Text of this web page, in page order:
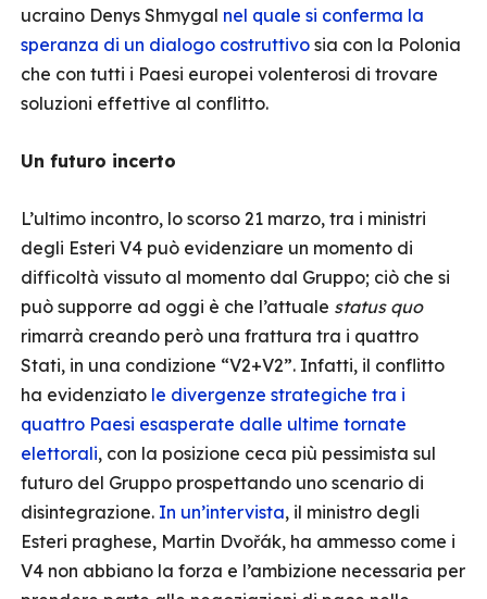
ucraino Denys Shmygal nel quale si conferma la
speranza di un dialogo costruttivo sia con la Polonia
che con tutti i Paesi europei volenterosi di trovare
soluzioni effettive al conflitto.
Un futuro incerto
L’ultimo incontro, lo scorso 21 marzo, tra i ministri
degli Esteri V4 può evidenziare un momento di
difficoltà vissuto al momento dal Gruppo; ciò che si
può supporre ad oggi è che l’attuale status quo
rimarrà creando però una frattura tra i quattro
Stati, in una condizione “V2+V2”. Infatti, il conflitto
ha evidenziato le divergenze strategiche tra i
quattro Paesi esasperate dalle ultime tornate
elettorali, con la posizione ceca più pessimista sul
futuro del Gruppo prospettando uno scenario di
disintegrazione. In un’intervista, il ministro degli
Esteri praghese, Martin Dvořák, ha ammesso come i
V4 non abbiano la forza e l’ambizione necessaria per